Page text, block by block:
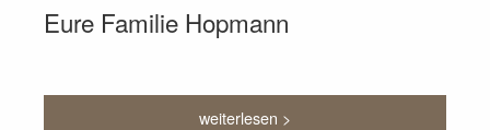
Eure Familie Hopmann
weiterlesen >